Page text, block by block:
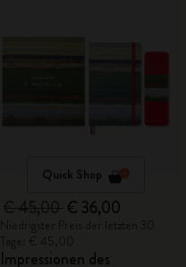
Quick Shop
€ 36,00
Impressionen des